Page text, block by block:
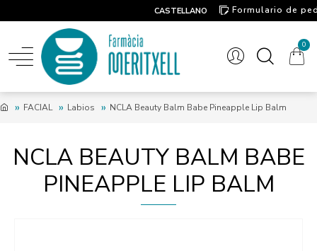
CASTELLANO
Formulario de
0
FACIAL Labios NCLA Beauty Balm Babe Pineapple Lip Balm
NCLA BEAUTY BALM BABE
PINEAPPLE LIP BALM